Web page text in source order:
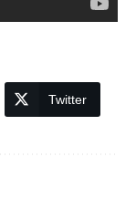
Twitter